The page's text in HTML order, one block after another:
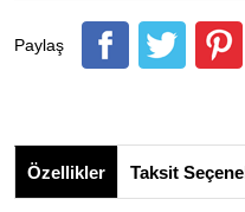
Paylaş
Özellikler Taksit